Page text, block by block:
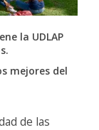
la UDLAP
mejores del
de las